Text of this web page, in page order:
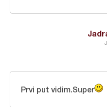
Prvi put vidim.Super